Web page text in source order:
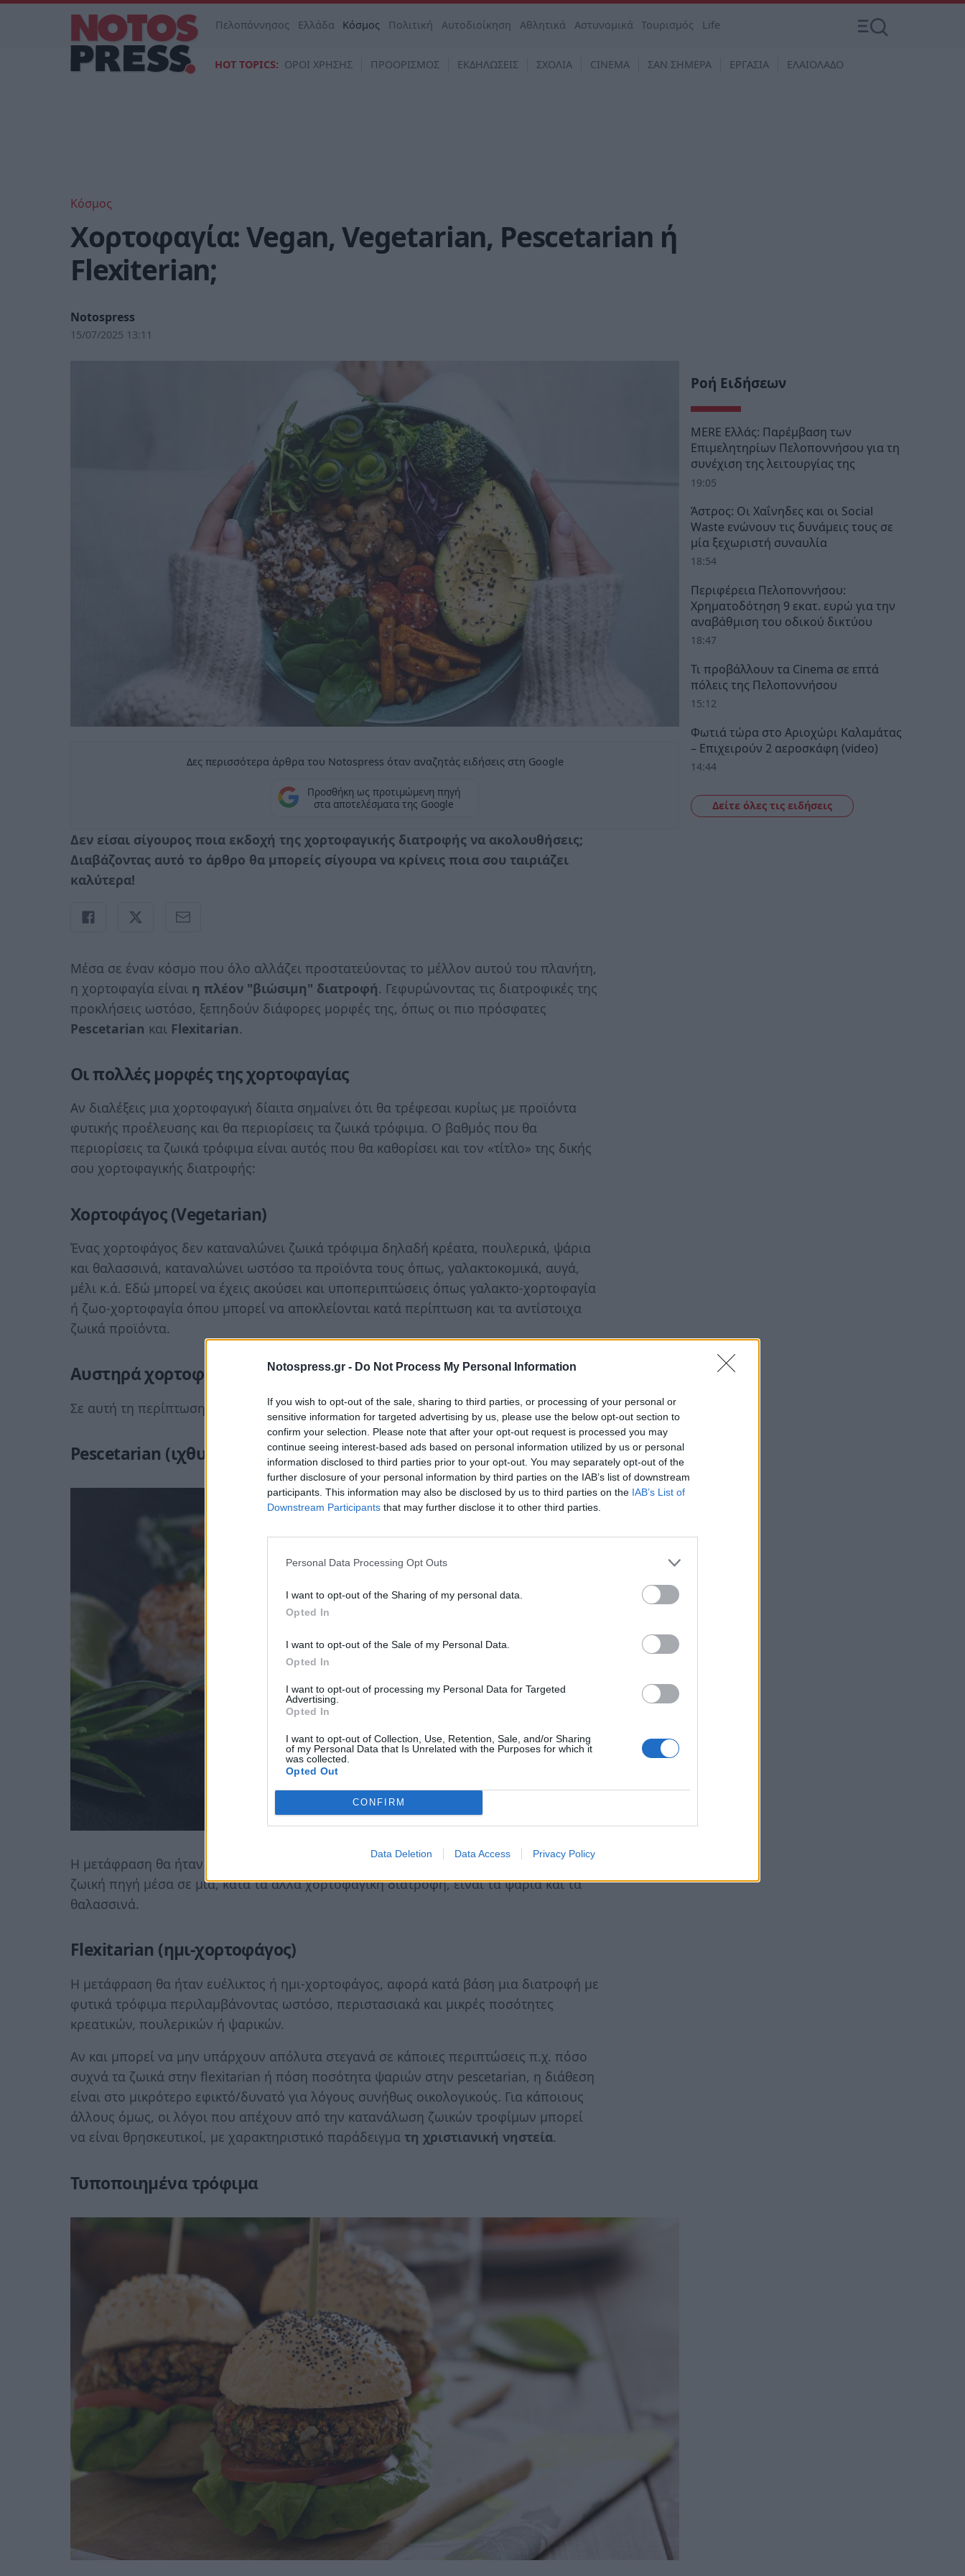
Notospress.gr - Do Not Process My Personal Information
If you wish to opt-out of the sale, sharing to third parties, or processing of your personal or
sensitive information for targeted advertising by us, please use the below opt-out section to
confirm your selection. Please note that after your opt-out request is processed you may
continue seeing interest-based ads based on personal information utilized by us or personal
information disclosed to third parties prior to your opt-out. You may separately opt-out of the
further disclosure of your personal information by third parties on the IAB’s list of downstream
participants. This information may also be disclosed by us to third parties on the IAB’s List of
Downstream Participants that may further disclose it to other third parties.
Personal Data Processing Opt Outs
I want to opt-out of the Sharing of my personal data.
Opted In
I want to opt-out of the Sale of my Personal Data.
Opted In
I want to opt-out of processing my Personal Data for Targeted
Advertising.
Opted In
I want to opt-out of Collection, Use, Retention, Sale, and/or Sharing
of my Personal Data that Is Unrelated with the Purposes for which it
was collected.
Opted Out
CONFIRM
Data Deletion Data Access Privacy Policy
Πελοπόννησος Ελλάδα Κόσμος Πολιτική Αυτοδιοίκηση Αθλητικά Αστυνομικά Τουρισμός Life
HOT TOPICS: ΟΡΟΙ ΧΡΗΣΗΣ ΠΡΟΟΡΙΣΜΟΣ ΕΚΔΗΛΩΣΕΙΣ ΣΧΟΛΙΑ CINEMA ΣΑΝ ΣΗΜΕΡΑ ΕΡΓΑΣΙΑ ΕΛΑΙΟΛΑΔΟ
Κόσμος
Χορτοφαγία: Vegan, Vegetarian, Pescetarian ή
Flexiterian;
Notospress
15/07/2025 13:11
Δες περισσότερα άρθρα του Notospress όταν αναζητάς ειδήσεις στη Google
Προσθήκη ως προτιμώμενη πηγή
στα αποτελέσματα της Google
Δεν είσαι σίγουρος ποια εκδοχή της χορτοφαγικής διατροφής να ακολουθήσεις;
Διαβάζοντας αυτό το άρθρο θα μπορείς σίγουρα να κρίνεις ποια σου ταιριάζει
καλύτερα!
Μέσα σε έναν κόσμο που όλο αλλάζει προστατεύοντας το μέλλον αυτού του πλανήτη,
η χορτοφαγία είναι η πλέον "βιώσιμη" διατροφή. Γεφυρώνοντας τις διατροφικές της
προκλήσεις ωστόσο, ξεπηδούν διάφορες μορφές της, όπως οι πιο πρόσφατες
Pescetarian και Flexitarian.
Οι πολλές μορφές της χορτοφαγίας
Αν διαλέξεις μια χορτοφαγική δίαιτα σημαίνει ότι θα τρέφεσαι κυρίως με προϊόντα
φυτικής προέλευσης και θα περιορίσεις τα ζωικά τρόφιμα. Ο βαθμός που θα
περιορίσεις τα ζωικά τρόφιμα είναι αυτός που θα καθορίσει και τον «τίτλο» της δικής
σου χορτοφαγικής διατροφής:
Χορτοφάγος (Vegetarian)
Ένας χορτοφάγος δεν καταναλώνει ζωικά τρόφιμα δηλαδή κρέατα, πουλερικά, ψάρια
και θαλασσινά, καταναλώνει ωστόσο τα προϊόντα τους όπως, γαλακτοκομικά, αυγά,
μέλι κ.ά. Εδώ μπορεί να έχεις ακούσει και υποπεριπτώσεις όπως γαλακτο-χορτοφαγία
ή ζωο-χορτοφαγία όπου μπορεί να αποκλείονται κατά περίπτωση και τα αντίστοιχα
ζωικά προϊόντα.
Αυστηρά χορτοφάγος (Vegan)
Σε αυτή τη περίπτωση αποκλείονται όλα τα ζωικά τρόφιμα όπως και τα προϊόντα τους.
Pescetarian (ιχθυο-χορτοφάγος)
Η μετάφραση θα ήταν ιχθυο-χορτοφάγος, ένας σχετικά καινούριος όρος όπου η μόνη
ζωική πηγή μέσα σε μια, κατά τα άλλα χορτοφαγική διατροφή, είναι τα ψάρια και τα
θαλασσινά.
Flexitarian (ημι-χορτοφάγος)
Η μετάφραση θα ήταν ευέλικτος ή ημι-χορτοφάγος, αφορά κατά βάση μια διατροφή με
φυτικά τρόφιμα περιλαμβάνοντας ωστόσο, περιστασιακά και μικρές ποσότητες
κρεατικών, πουλερικών ή ψαρικών.
Αν και μπορεί να μην υπάρχουν απόλυτα στεγανά σε κάποιες περιπτώσεις π.χ. πόσο
συχνά τα ζωικά στην flexitarian ή πόση ποσότητα ψαριών στην pescetarian, η διάθεση
είναι στο μικρότερο εφικτό/δυνατό για λόγους συνήθως οικολογικούς. Για κάποιους
άλλους όμως, οι λόγοι που απέχουν από την κατανάλωση ζωικών τροφίμων μπορεί
να είναι θρησκευτικοί, με χαρακτηριστικό παράδειγμα τη χριστιανική νηστεία.
Τυποποιημένα τρόφιμα
Ροή Ειδήσεων
MERE Ελλάς: Παρέμβαση των
Επιμελητηρίων Πελοποννήσου για τη
συνέχιση της λειτουργίας της
19:05
Άστρος: Οι Χαΐνηδες και οι Social
Waste ενώνουν τις δυνάμεις τους σε
μία ξεχωριστή συναυλία
18:54
Περιφέρεια Πελοποννήσου:
Χρηματοδότηση 9 εκατ. ευρώ για την
αναβάθμιση του οδικού δικτύου
18:47
Τι προβάλλουν τα Cinema σε επτά
πόλεις της Πελοποννήσου
15:12
Φωτιά τώρα στο Αριοχώρι Καλαμάτας
– Επιχειρούν 2 αεροσκάφη (video)
14:44
Δείτε όλες τις ειδήσεις